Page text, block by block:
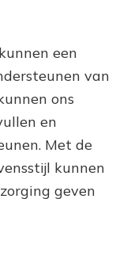
een
van
ons
en
Met de
kunnen
geven